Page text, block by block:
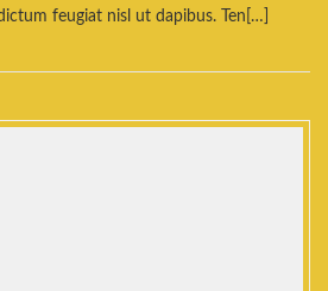
feugiat nisl ut dapibus. Ten[…]